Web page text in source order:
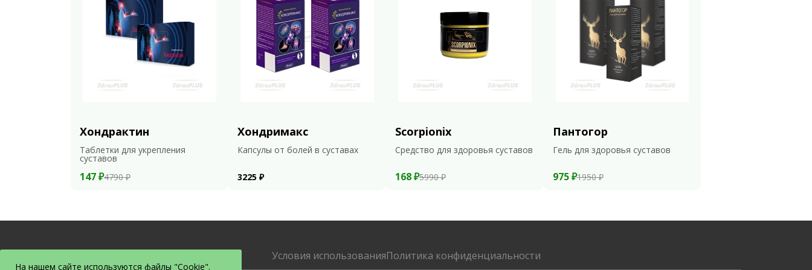
Хондрактин
Таблетки для укрепления
суставов
147 ₽4790 ₽
Хондримакс
Капсулы от болей в суставах
3225 ₽
Scorpionix
Средство для здоровья суставов
168 ₽5990 ₽
Пантогор
Гель для здоровья суставов
975 ₽1950 ₽
Условия использованияПолитика конфиденциальности
На нашем сайте используются файлы "Cookie".